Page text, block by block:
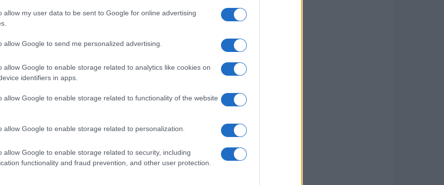
allow my user data to be sent to Google for online advertising
allow Google to send me personalized advertising.
allow Google to enable storage related to analytics like cookies on
identifiers in apps.
allow Google to enable storage related to functionality of the website
allow Google to enable storage related to personalization.
allow Google to enable storage related to security, including
functionality and fraud prevention, and other user protection.
Indisponible
Indisponible
Indisponible